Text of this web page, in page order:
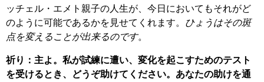
ッチェル・エメト親子の人生が、今日においてもそれがど
のように可能であるかを見せてくれます。 ひょうはその斑
点を変えることが出来るのです。
祈り：主よ。私が試練に遭い、変化を起こすためのテスト
を受けるとき、どうぞ助けてください。あなたの助けを通